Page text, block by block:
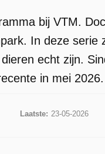
bij VTM.
In deze
echt zijn.
in mei 2026.
Laatste: 23-05-2026